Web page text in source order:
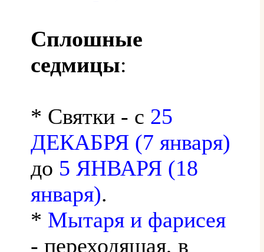
Сплошные
седмицы:
* Святки - с 25
ДЕКАБРЯ (7 января)
до 5 ЯНВАРЯ (18
января).
* Мытаря и фарисея
- переходящая, в